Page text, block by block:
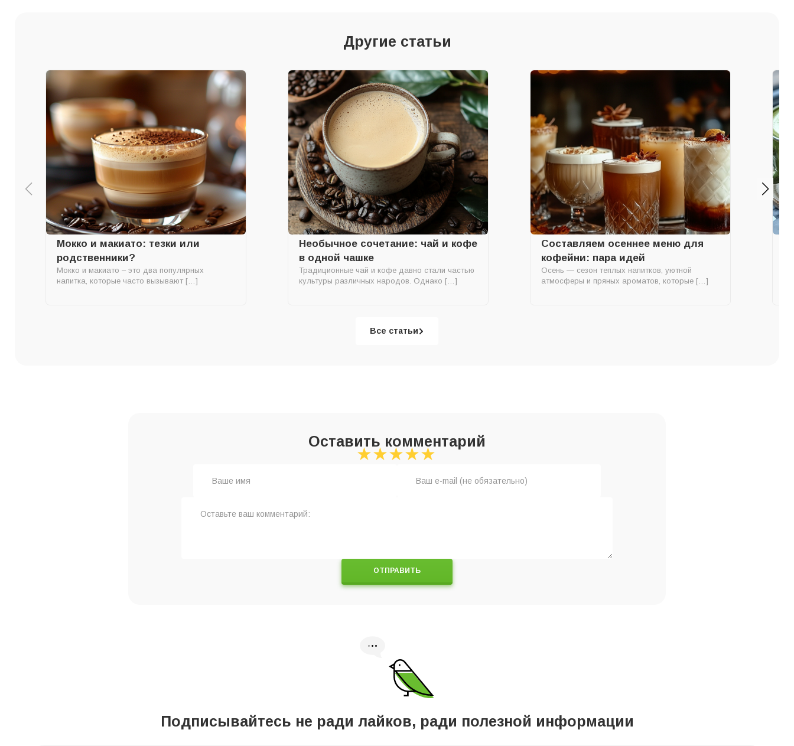
Другие статьи
Мокко и макиато: тезки или
родственники?
Мокко и макиато – это два популярных
напитка, которые часто вызывают […]
Необычное сочетание: чай и кофе
в одной чашке
Традиционные чай и кофе давно стали частью
культуры различных народов. Однако […]
Составляем осеннее меню для
кофейни: пара идей
Осень — сезон теплых напитков, уютной
атмосферы и пряных ароматов, которые […]
Все статьи
Оставить комментарий
★
★★
★★★
★★★★
★★★★★
ОТПРАВИТЬ
Подписывайтесь не ради лайков, ради полезной информации